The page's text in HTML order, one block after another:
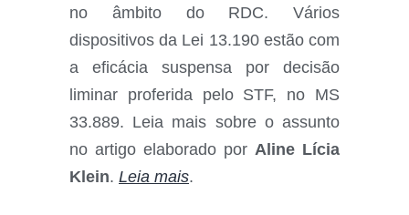
no âmbito do RDC. Vários
dispositivos da Lei 13.190 estão com
a eficácia suspensa por decisão
liminar proferida pelo STF, no MS
33.889. Leia mais sobre o assunto
no artigo elaborado por Aline Lícia
Klein. Leia mais.